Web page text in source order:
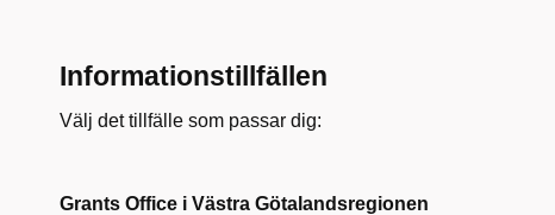
Informationstillfällen
Välj det tillfälle som passar dig:
Grants Office i Västra Götalandsregionen